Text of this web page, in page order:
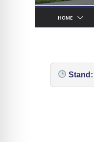
HOME
Stand: